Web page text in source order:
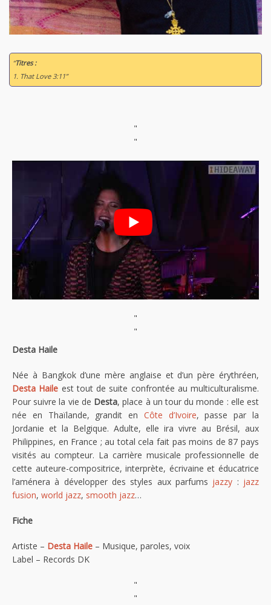
“Titres :
1. That Love 3:11”
"
"
"
"
Desta Haile
Née à Bangkok d’une mère anglaise et d’un père érythréen,
Desta Haile est tout de suite confrontée au multiculturalisme.
Pour suivre la vie de Desta, place à un tour du monde : elle est
née en Thaïlande, grandit en Côte d’Ivoire, passe par la
Jordanie et la Belgique. Adulte, elle ira vivre au Brésil, aux
Philippines, en France ; au total cela fait pas moins de 87 pays
visités au compteur. La carrière musicale professionnelle de
cette auteure-compositrice, interprète, écrivaine et éducatrice
l’aménera à développer des styles aux parfums jazzy : jazz
fusion, world jazz, smooth jazz…
Fiche
Artiste – Desta Haile – Musique, paroles, voix
Label – Records DK
"
"